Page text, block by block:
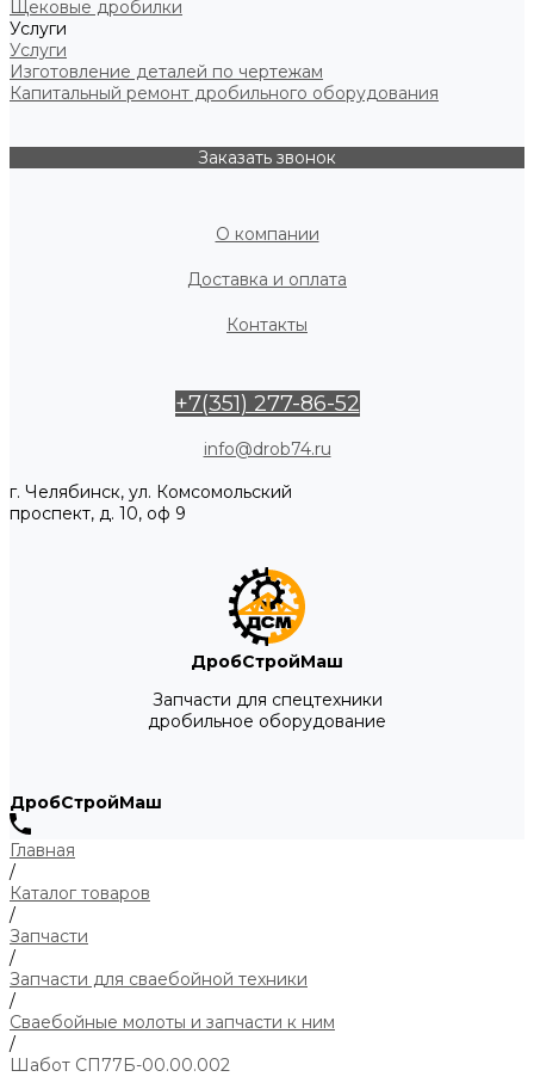
Щековые дробилки
Услуги
Услуги
Изготовление деталей по чертежам
Капитальный ремонт дробильного оборудования
Заказать звонок
О компании
Доставка и оплата
Контакты
+7(351) 277-86-52
info@drob74.ru
г. Челябинск, ул. Комсомольский
проспект, д. 10, оф 9
ДробСтройМаш
Запчасти для спецтехники
дробильное оборудование
ДробСтройМаш
Главная
/
Каталог товаров
/
Запчасти
/
Запчасти для сваебойной техники
/
Сваебойные молоты и запчасти к ним
/
Шабот СП77Б-00.00.002